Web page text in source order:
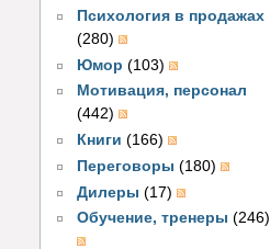
Психология в продажах
(280)
Юмор (103)
Мотивация, персонал
(442)
Книги (166)
Переговоры (180)
Дилеры (17)
Обучение, тренеры (246)